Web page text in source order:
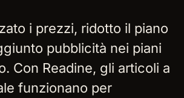
i prezzi, ridotto il piano
pubblicità nei piani
Con Readine, gli articoli a
funzionano per